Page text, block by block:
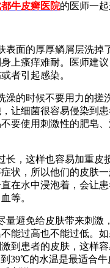
都牛皮癣医院的医师一起
表面的厚厚鳞屑层洗掉
上瘙痒难耐。医师建
者引起感染。
澡的时候不要用力的搓
让细菌很容易侵染到患
要使用刺激性的肥皂
长，这样也容易加重皮
状，所以他们的皮肤
在水中浸泡着，会让
等。
量避免给皮肤带来刺激
能过高也不能过低。
激到患者的皮肤，这样
39℃的水温是最适合牛